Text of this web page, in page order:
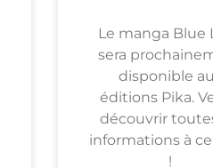
Le manga Blue
sera
disponible
éditions Pika.
découvrir
informations à
!